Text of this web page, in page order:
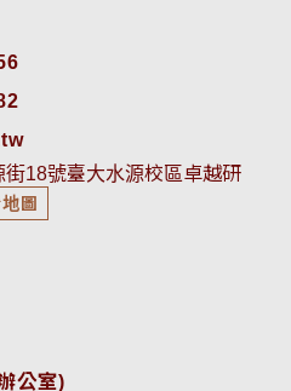
18號臺大水源校區卓越研
圖
公室)